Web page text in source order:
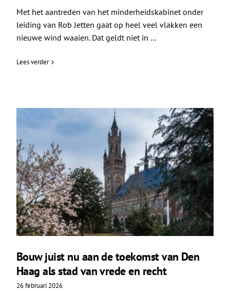
Met het aantreden van het minderheidskabinet onder
leiding van Rob Jetten gaat op heel veel vlakken een
nieuwe wind waaien. Dat geldt niet in ...
Lees verder
Bouw juist nu aan de toekomst van Den
Haag als stad van vrede en recht
26 februari 2026